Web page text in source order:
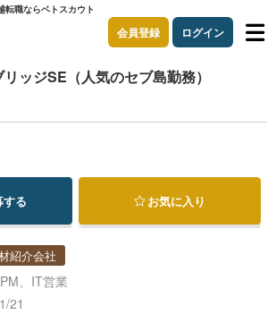
転職ならベトスカウト
会員登録 ログイン
リッジSE（人気のセブ島勤務）
る お気に入り
紹介会社
、IT営業
21